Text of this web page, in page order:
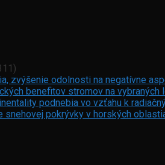
zvýšenie odolnosti na negatívne
benefitov stromov na
podnebia vo vzťahu k
pokrývky v horských